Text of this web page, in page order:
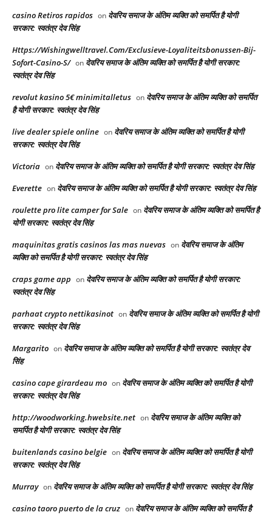
casino Retiros rapidos on देवरिय समाज के अंतिम व्यक्ति को समर्पित है योगी
सरकार: स्वतंत्र देव सिंह
Https://Wishingwelltravel.Com/Exclusieve-Loyaliteitsbonussen-Bij-
Sofort-Casino-S/ on देवरिय समाज के अंतिम व्यक्ति को समर्पित है योगी सरकार:
स्वतंत्र देव सिंह
revolut kasino 5€ minimitalletus on देवरिय समाज के अंतिम व्यक्ति को समर्पित
है योगी सरकार: स्वतंत्र देव सिंह
live dealer spiele online on देवरिय समाज के अंतिम व्यक्ति को समर्पित है योगी
सरकार: स्वतंत्र देव सिंह
Victoria on देवरिय समाज के अंतिम व्यक्ति को समर्पित है योगी सरकार: स्वतंत्र देव सिंह
Everette on देवरिय समाज के अंतिम व्यक्ति को समर्पित है योगी सरकार: स्वतंत्र देव सिंह
roulette pro lite camper for Sale on देवरिय समाज के अंतिम व्यक्ति को समर्पित है
योगी सरकार: स्वतंत्र देव सिंह
maquinitas gratis casinos las mas nuevas on देवरिय समाज के अंतिम
व्यक्ति को समर्पित है योगी सरकार: स्वतंत्र देव सिंह
craps game app on देवरिय समाज के अंतिम व्यक्ति को समर्पित है योगी सरकार:
स्वतंत्र देव सिंह
parhaat crypto nettikasinot on देवरिय समाज के अंतिम व्यक्ति को समर्पित है योगी
सरकार: स्वतंत्र देव सिंह
Margarito on देवरिय समाज के अंतिम व्यक्ति को समर्पित है योगी सरकार: स्वतंत्र देव
सिंह
casino cape girardeau mo on देवरिय समाज के अंतिम व्यक्ति को समर्पित है योगी
सरकार: स्वतंत्र देव सिंह
http://woodworking.hwebsite.net on देवरिय समाज के अंतिम व्यक्ति को
समर्पित है योगी सरकार: स्वतंत्र देव सिंह
buitenlands casino belgie on देवरिय समाज के अंतिम व्यक्ति को समर्पित है योगी
सरकार: स्वतंत्र देव सिंह
Murray on देवरिय समाज के अंतिम व्यक्ति को समर्पित है योगी सरकार: स्वतंत्र देव सिंह
casino taoro puerto de la cruz on देवरिय समाज के अंतिम व्यक्ति को समर्पित है